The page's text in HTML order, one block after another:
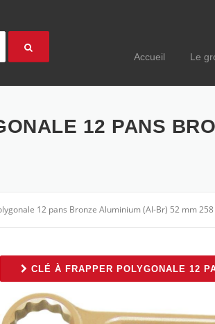
Accueil Le
12 PANS
12 pans Bronze Aluminium (Al-Br) 52 mm
CLÉ À FRAPPER POLYGONALE 12